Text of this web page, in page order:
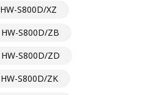
HW-S800D/XZ
HW-S800D/ZB
HW-S800D/ZD
HW-S800D/ZK